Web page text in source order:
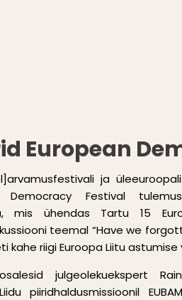
European
ja
Democracy Festival
mis ühendas Tartu 15
teemal “Have we
kahe riigi Euroopa Liitu astumise
julgeolekuekspert
piiridhaldusmissioonil